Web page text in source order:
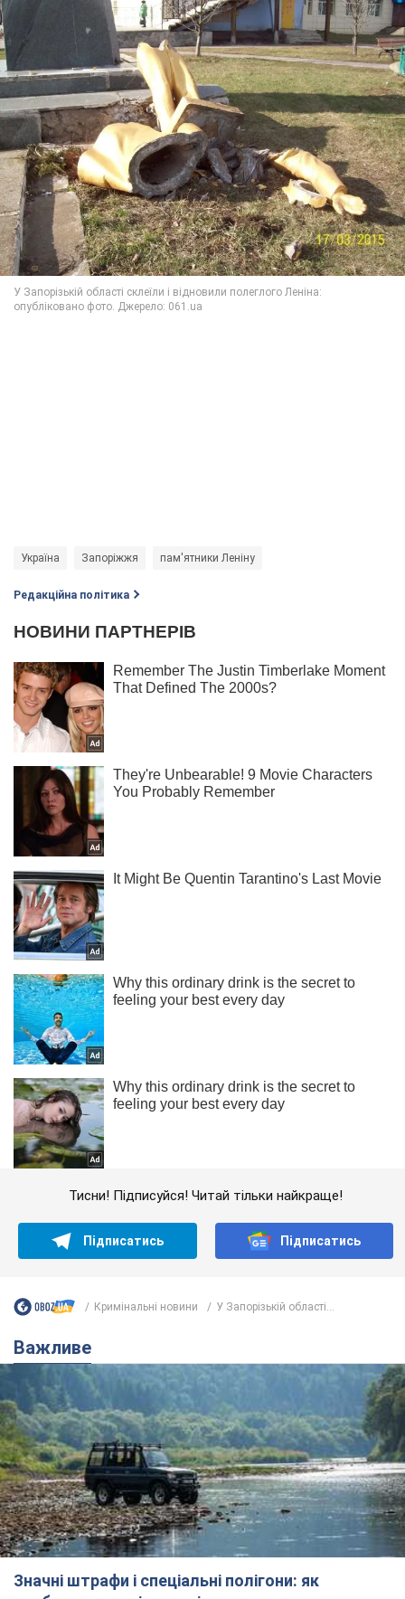
Україна Запоріжжя пам'ятники Леніну
Редакційна політика
Тисни! Підписуйся! Читай тільки найкраще!
Підписатись Підписатись
Кримінальні новини У Запорізькій області...
Важливе
Значні штрафи і спеціальні полігони: як